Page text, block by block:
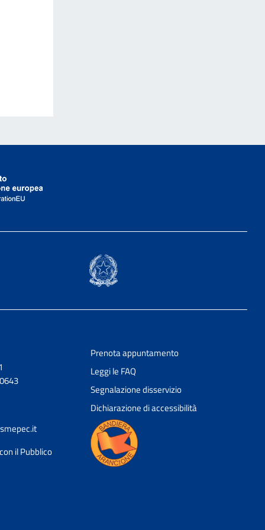
Ciao 👋
Come posso esserti utile?
il Pubblico
Prenota appuntamento
Leggi le FAQ
Segnalazione disservizio
Dichiarazione di accessibilità